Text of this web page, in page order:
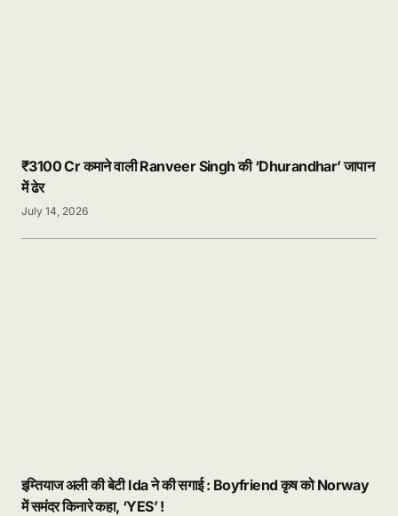
₹3100 Cr कमाने वाली Ranveer Singh की ‘Dhurandhar’ जापान
में ढेर
July 14, 2026
इम्तियाज अली की बेटी Ida ने की सगाई : Boyfriend कृष को Norway
में समंदर किनारे कहा, ‘YES’ !